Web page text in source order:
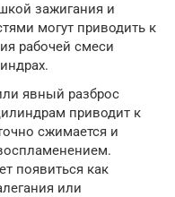
зажигания и
могут приводить к
рабочей смеси
явный разброс
приводит к
сжимается и
появиться как
или